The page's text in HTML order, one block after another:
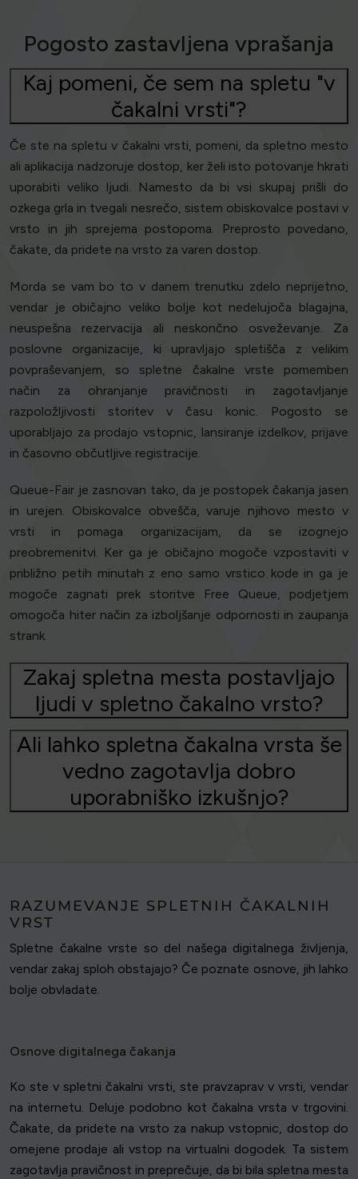
Pogosto zastavljena vprašanja
Kaj pomeni, če sem na spletu "v
čakalni vrsti"?
Če ste na spletu v čakalni vrsti, pomeni, da spletno mesto
ali aplikacija nadzoruje dostop, ker želi isto potovanje hkrati
uporabiti veliko ljudi. Namesto da bi vsi skupaj prišli do
ozkega grla in tvegali nesrečo, sistem obiskovalce postavi v
vrsto in jih sprejema postopoma. Preprosto povedano,
čakate, da pridete na vrsto za varen dostop.
Morda se vam bo to v danem trenutku zdelo neprijetno,
vendar je običajno veliko bolje kot nedelujoča blagajna,
neuspešna rezervacija ali neskončno osveževanje. Za
poslovne organizacije, ki upravljajo spletišča z velikim
povpraševanjem, so spletne čakalne vrste pomemben
način za ohranjanje pravičnosti in zagotavljanje
razpoložljivosti storitev v času konic. Pogosto se
uporabljajo za prodajo vstopnic, lansiranje izdelkov, prijave
in časovno občutljive registracije.
Queue-Fair je zasnovan tako, da je postopek čakanja jasen
in urejen. Obiskovalce obvešča, varuje njihovo mesto v
vrsti in pomaga organizacijam, da se izognejo
preobremenitvi. Ker ga je običajno mogoče vzpostaviti v
približno petih minutah z eno samo vrstico kode in ga je
mogoče zagnati prek storitve Free Queue, podjetjem
omogoča hiter način za izboljšanje odpornosti in zaupanja
strank.
Zakaj spletna mesta postavljajo
ljudi v spletno čakalno vrsto?
Ali lahko spletna čakalna vrsta še
vedno zagotavlja dobro
uporabniško izkušnjo?
RAZUMEVANJE SPLETNIH ČAKALNIH
VRST
Spletne čakalne vrste so del našega digitalnega življenja,
vendar zakaj sploh obstajajo? Če poznate osnove, jih lahko
bolje obvladate.
Osnove digitalnega čakanja
Ko ste v spletni čakalni vrsti, ste pravzaprav v vrsti, vendar
na internetu. Deluje podobno kot čakalna vrsta v trgovini.
Čakate, da pridete na vrsto za nakup vstopnic, dostop do
omejene prodaje ali vstop na virtualni dogodek. Ta sistem
zagotavlja pravičnost in preprečuje, da bi bila spletna mesta